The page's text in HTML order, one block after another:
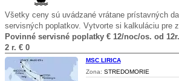
Všetky ceny sú uvádzané vrátane prístavných
servisných poplatkov. Vytvorte si kalkuláciu pre
Povinné servisné poplatky € 12/noc/os. od
2 r. € 0
MSC LIRICA
Zona: STREDOMORIE